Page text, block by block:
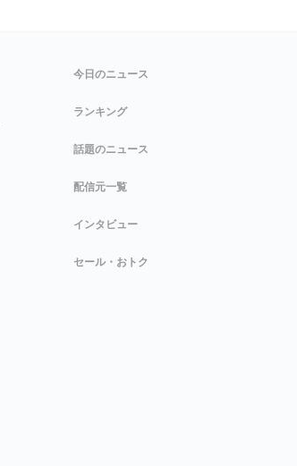
今日のニュース
ランキング
話題のニュース
配信元一覧
インタビュー
セール・おトク